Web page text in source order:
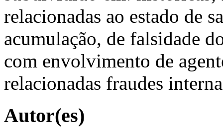
relacionadas ao estado de
acumulação, de falsidade
com envolvimento de
relacionadas fraudes
Autor(es)